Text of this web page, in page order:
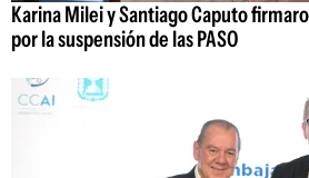
Karina Milei y Santiago Caputo
por la suspensión de las PASO